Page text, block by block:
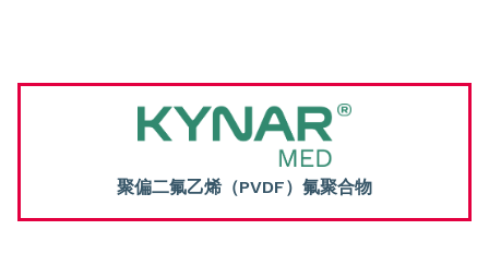
聚偏二氟乙烯（PVDF）氟聚合物